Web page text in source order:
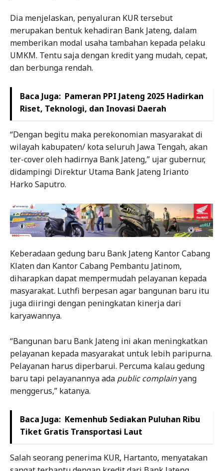
Dia menjelaskan, penyaluran KUR tersebut
merupakan bentuk kehadiran Bank Jateng, dalam
memberikan modal usaha tambahan kepada pelaku
UMKM. Tentu saja dengan kredit yang mudah, cepat,
dan berbunga rendah.
Baca Juga: Pameran PPI Jateng 2025 Hadirkan
Riset, Teknologi, dan Inovasi Daerah
“Dengan begitu maka perekonomian masyarakat di
wilayah kabupaten/ kota seluruh Jawa Tengah, akan
ter-cover oleh hadirnya Bank Jateng,” ujar gubernur,
didampingi Direktur Utama Bank Jateng Irianto
Harko Saputro.
Keberadaan gedung baru Bank Jateng Kantor Cabang
Klaten dan Kantor Cabang Pembantu Jatinom,
diharapkan dapat mempermudah pelayanan kepada
masyarakat. Luthfi berpesan agar bangunan baru itu
juga diiringi dengan peningkatan kinerja dari
karyawannya.
“Bangunan baru Bank Jateng ini akan meningkatkan
pelayanan kepada masyarakat untuk lebih paripurna.
Pelayanan harus diperbarui. Percuma kalau gedung
baru tapi pelayanannya ada public complainyang
menggerus,” katanya.
Baca Juga: Kemenhub Sediakan Puluhan Ribu
Tiket Gratis Transportasi Laut
Salah seorang penerima KUR, Hartanto, menyatakan